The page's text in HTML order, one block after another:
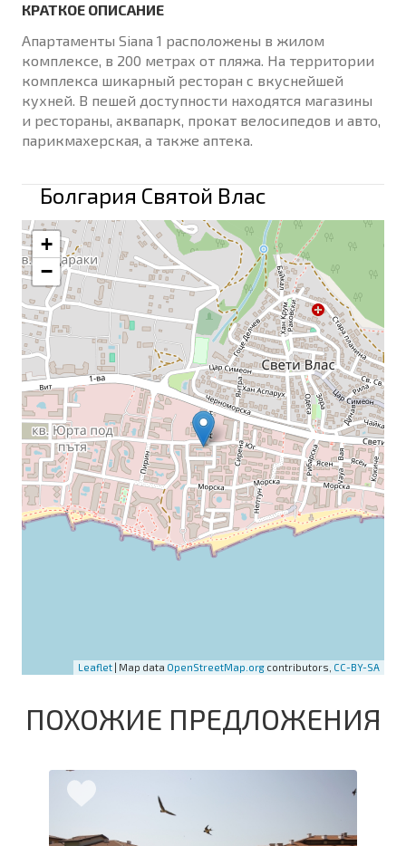
КРАТКОЕ ОПИСАНИЕ
Апартаменты Siana 1 расположены в жилом
комплексе, в 200 метрах от пляжа. На территории
комплекса шикарный ресторан с вкуснейшей
кухней. В пешей доступности находятся магазины
и рестораны, аквапарк, прокат велосипедов и авто,
парикмахерская, а также аптека.
Болгария Святой Влас
+
−
Leaflet | Map data OpenStreetMap.org contributors, CC-BY-SA
ПОХОЖИЕ ПРЕДЛОЖЕНИЯ